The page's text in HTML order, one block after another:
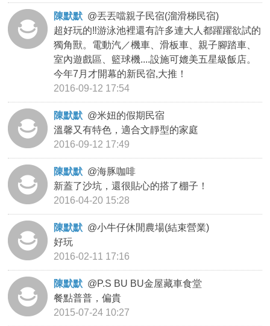
陳默默 @丟丟噹親子民宿(溜滑梯民宿)
超好玩的‼游泳池裡還有許多連大人都躍躍欲試的
獨角獸。電動汽／機車、滑板車、親子腳踏車、
室內遊戲區、籃球機....設施可媲美五星級飯店。
今年7月才開幕的新民宿,大推！
2016-09-12 17:54
陳默默 @米妞的假期民宿
溫馨又有特色，適合文靜型的家庭
2016-09-12 17:49
陳默默 @海豚咖啡
新蓋了沙坑，還很貼心的搭了棚子！
2016-04-20 15:28
陳默默 @小牛仔休閒農場(結束營業)
好玩
2016-02-11 17:16
陳默默 @P.S BU BU金屋藏車食堂
餐點普普，偏貴
2015-07-24 10:27